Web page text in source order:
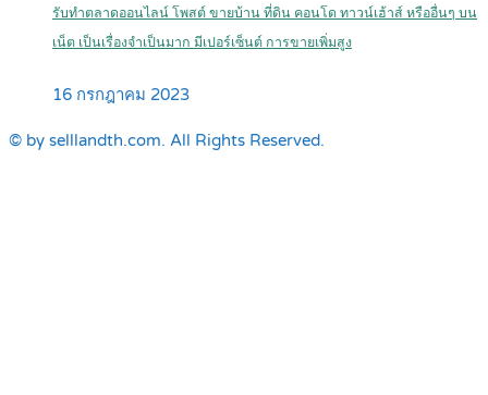
รับทำตลาดออนไลน์ โพสต์ ขายบ้าน ที่ดิน คอนโด ทาวน์เฮ้าส์ หรืออื่นๆ บน
เน็ต เป็นเรื่องจำเป็นมาก มีเปอร์เซ็นต์ การขายเพิ่มสูง
16 กรกฎาคม 2023
© by selllandth.com. All Rights Reserved.